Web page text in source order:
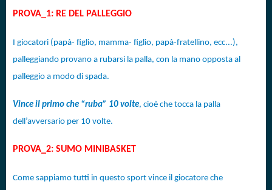
PROVA_1: RE DEL PALLEGGIO
I giocatori (papà- figlio, mamma- figlio, papà-fratellino, ecc...),
palleggiando provano a rubarsi la palla, con la mano opposta al
palleggio a modo di spada.
Vince il primo che “ruba” 10 volte, cioè che tocca la palla
dell’avversario per 10 volte.
PROVA_2: SUMO MINIBASKET
Come sappiamo tutti in questo sport vince il giocatore che